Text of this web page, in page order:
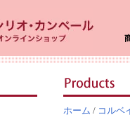
ホーム / コルベ